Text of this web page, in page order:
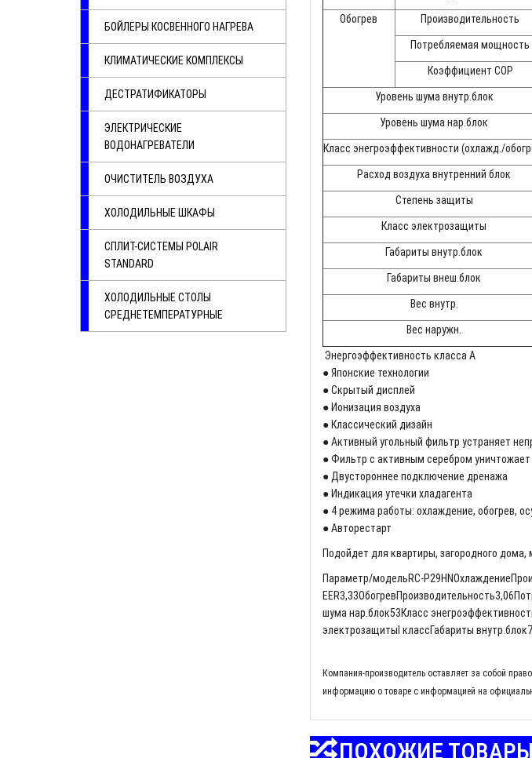
БОЙЛЕРЫ КОСВЕННОГО НАГРЕВА
КЛИМАТИЧЕСКИЕ КОМПЛЕКСЫ
ДЕСТРАТИФИКАТОРЫ
ЭЛЕКТРИЧЕСКИЕ
ВОДОНАГРЕВАТЕЛИ
ОЧИСТИТЕЛЬ ВОЗДУХА
ХОЛОДИЛЬНЫЕ ШКАФЫ
CПЛИТ-СИСТЕМЫ POLAIR
STANDARD
ХОЛОДИЛЬНЫЕ СТОЛЫ
СРЕДНЕТЕМПЕРАТУРНЫЕ
Обогрев Производительность
Потребляемая мощность
Коэффициент СОР
Уровень шума внутр.блок
Уровень шума нар.блок
Класс энегроэффективности (охлажд./
Расход воздуха внутренний блок
Степень защиты
Класс электрозащиты
Габариты внутр.блок
Габариты внеш.блок
Вес внутр.
Вес наружн.
Энергоэффективность класса А
● Японские технологии
● Скрытый дисплей
● Ионизация воздуха
● Классический дизайн
● Активный угольный фильтр устраняет
● Фильтр с активным серебром уничтожает
● Двустороннее подключение дренажа
● Индикация утечки хладагента
● 4 режима работы: охлаждение, обогрев,
● Авторестарт
Подойдет для квартиры, загородного дома,
Параметр/модельRC-
шума нар.блок53Класс
электрозащитыI классГабариты
Компания-производитель оставляет за собой
информацию о товаре с информацией на
ПОХОЖИЕ ТОВАРЫ